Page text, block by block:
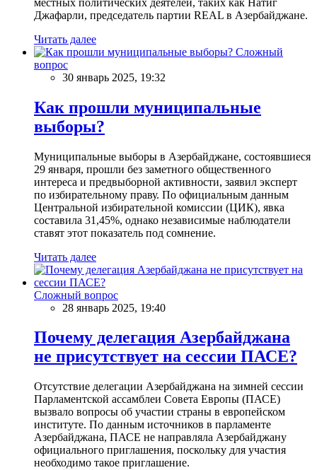
Джафарли, председатель партии REAL в Азербайджане.
Читать далее
Сложный
вопрос
30 январь 2025, 19:32
Как прошли муниципальные
выборы?
Муниципальные выборы в Азербайджане, состоявшиеся
29 января, прошли без заметного общественного
интереса и предвыборной активности, заявил эксперт
по избирательному праву. По официальным данным
Центральной избирательной комиссии (ЦИК), явка
составила 31,45%, однако независимые наблюдатели
ставят этот показатель под сомнение.
Читать далее
Сложный вопрос
28 январь 2025, 19:40
Почему делегация Азербайджана
не присутствует на сессии ПАСЕ?
Отсутствие делегации Азербайджана на зимней сессии
Парламентской ассамблеи Совета Европы (ПАСЕ)
вызвало вопросы об участии страны в европейском
институте. По данным источников в парламенте
Азербайджана, ПАСЕ не направляла Азербайджану
официального приглашения, поскольку для участия
необходимо такое приглашение.